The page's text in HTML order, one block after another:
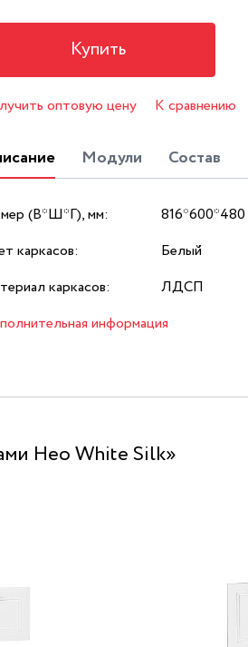
Купить
оптовую цену К сравнению
Модули Состав
(В*Ш*Г), мм:
816*600*480
каркасов:
Белый
каркасов:
ЛДСП
информация
Нео White Silk»